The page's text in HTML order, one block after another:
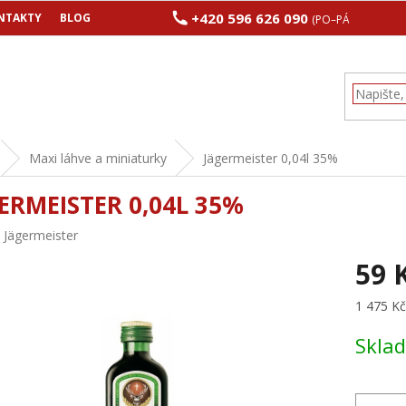
BLOG +420 596 626 090 (PO–PÁ 8:00–17:00)
Maxi láhve a miniaturky Jägermeister 0,04l 35%
0,04L 35%
Jägermeister
59
Měrná
1 475